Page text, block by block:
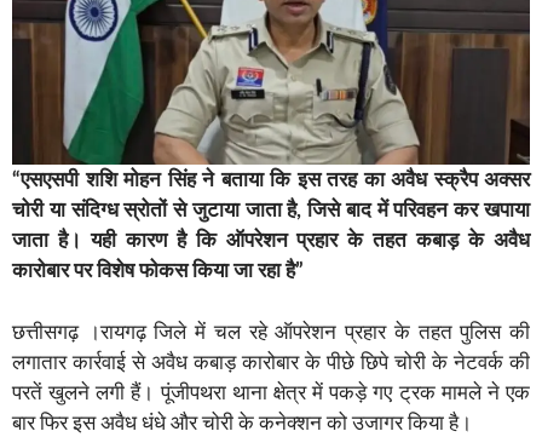
“एसएसपी शशि मोहन सिंह ने बताया कि इस तरह का अवैध स्क्रैप अक्सर
चोरी या संदिग्ध स्रोतों से जुटाया जाता है, जिसे बाद में परिवहन कर खपाया
जाता है। यही कारण है कि ऑपरेशन प्रहार के तहत कबाड़ के अवैध
कारोबार पर विशेष फोकस किया जा रहा है”
छत्तीसगढ़ ।रायगढ़ जिले में चल रहे ऑपरेशन प्रहार के तहत पुलिस की
लगातार कार्रवाई से अवैध कबाड़ कारोबार के पीछे छिपे चोरी के नेटवर्क की
परतें खुलने लगी हैं। पूंजीपथरा थाना क्षेत्र में पकड़े गए ट्रक मामले ने एक
बार फिर इस अवैध धंधे और चोरी के कनेक्शन को उजागर किया है।